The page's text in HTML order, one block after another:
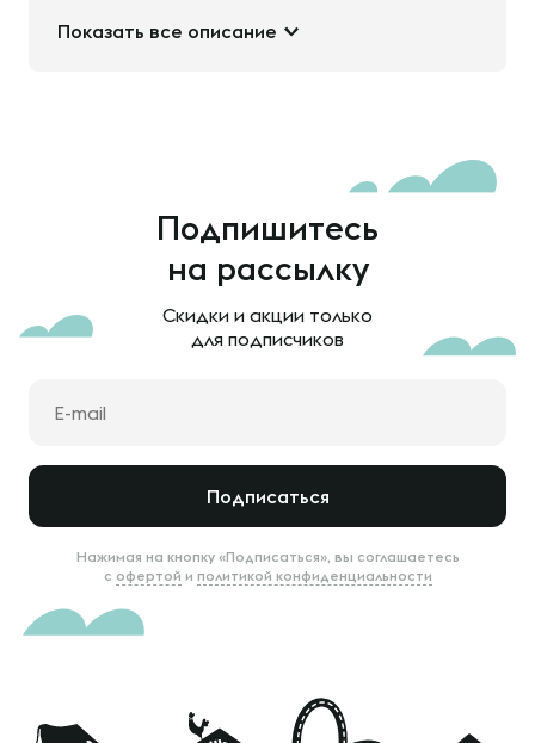
Показать все описание
Подпишитесь
на рассылку
Скидки и акции только
для подписчиков
Подписаться
Нажимая на кнопку «Подписаться», вы соглашаетесь
с офертой и политикой конфиденциальности